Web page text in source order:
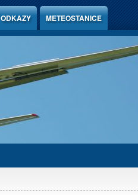
ODKAZY METEOSTANICE